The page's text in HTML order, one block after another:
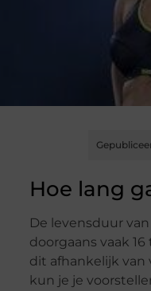
Hoe lang
De levensduur
doorgaans vaak
dit afhankelijk van
kun je je